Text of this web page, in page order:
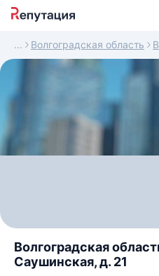
Волгоградская область
Волгоградская
Саушинская, д. 21